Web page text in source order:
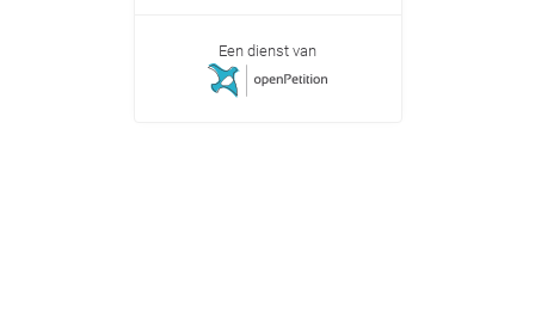
Een dienst van